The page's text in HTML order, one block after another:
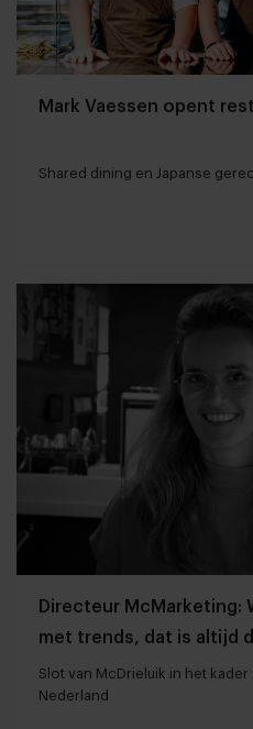
Mark Vaessen opent
Shared dining en Japanse
Directeur McMarketing:
met trends, dat is altijd
Slot van McDrieluik in het
Nederland